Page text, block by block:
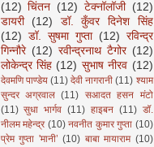
(12) चिंतन (12) टेक्नॉलॉजी
(12)
डायरी
(12)
डॉ. कुँवर दिनेश सिंह
(12) डॉ. सुषमा गुप्ता (12) रविन्द्र
गिन्नौरे (12) रवीन्द्रनाथ टैगोर (12)
लोकेन्द्र सिंह (12) सुभाष नीरव (12)
देवमणि पाण्डेय (11) देवी नागरानी (11) श्याम
सुन्दर अग्रवाल (11) सआदत हसन मंटो
(11) सुधा भार्गव (11) हाइबन (11) डॉ.
नीलम महेन्द्र (10) नवनीत कुमार गुप्ता (10)
प्रेम गुप्ता 'मानी’ (10) बाबा मायाराम (10)